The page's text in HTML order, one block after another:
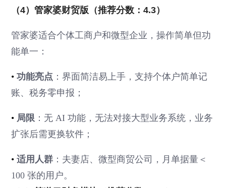
（4）管家婆财贸版（推荐分数：4.3）
管家婆适合个体工商户和微型企业，操作简单但功
能单一：
•功能亮点 ：界面简洁易上手，支持个体户简单记
账、税务零申报；
• 局限 ：无 AI 功能，无法对接大型业务系统，业务
扩张后需更换软件；
•适用人群 ：夫妻店、微型商贸公司，月单据量＜
100 张的用户。